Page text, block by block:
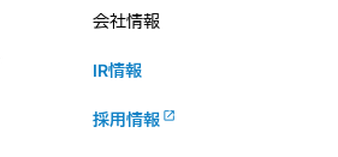
会社情報
IR情報
採用情報